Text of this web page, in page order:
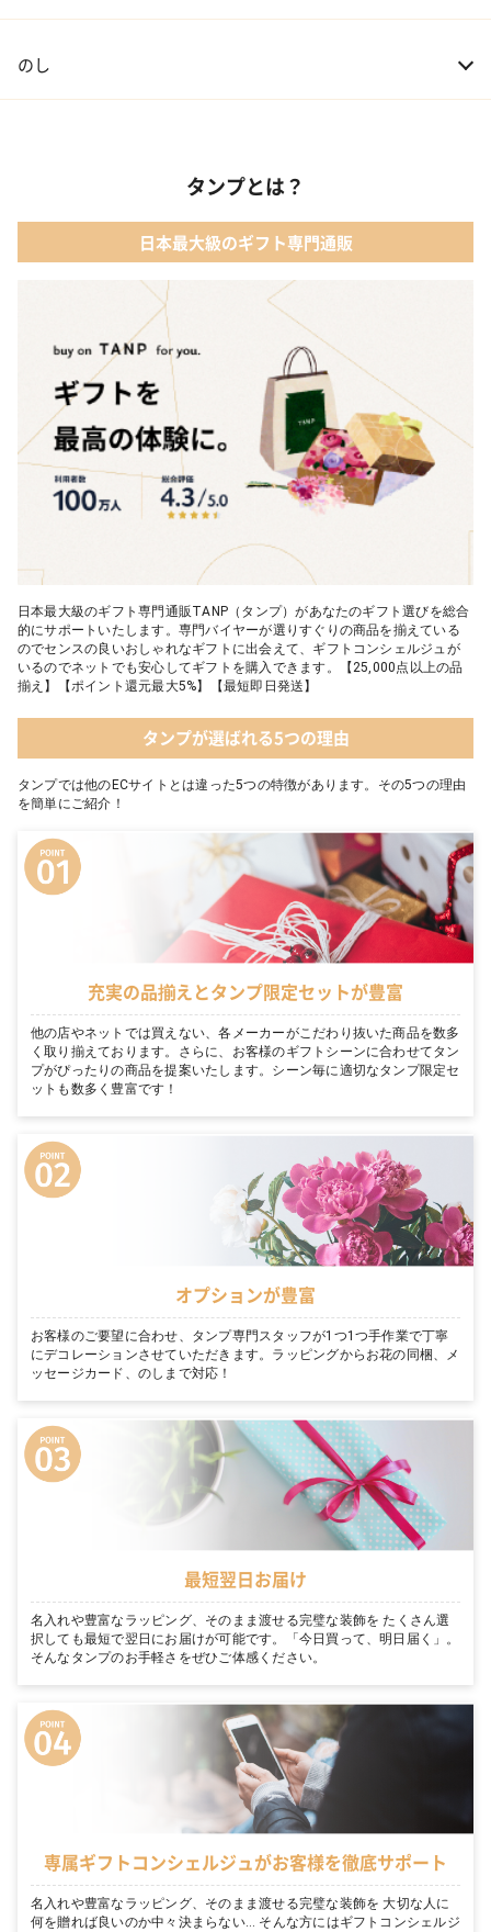
のし
タンプとは？
日本最大級のギフト専門通販
日本最大級のギフト専門通販TANP（タンプ）があなたのギフト選びを総合
的にサポートいたします。専門バイヤーが選りすぐりの商品を揃えている
のでセンスの良いおしゃれなギフトに出会えて、ギフトコンシェルジュが
いるのでネットでも安心してギフトを購入できます。【25,000点以上の品
揃え】【ポイント還元最大5%】【最短即日発送】
タンプが選ばれる5つの理由
タンプでは他のECサイトとは違った5つの特徴があります。その5つの理由
を簡単にご紹介！
充実の品揃えとタンプ限定セットが豊富
他の店やネットでは買えない、各メーカーがこだわり抜いた商品を数多
く取り揃えております。さらに、お客様のギフトシーンに合わせてタン
プがぴったりの商品を提案いたします。シーン毎に適切なタンプ限定セ
ットも数多く豊富です！
オプションが豊富
お客様のご要望に合わせ、タンプ専門スタッフが1つ1つ手作業で丁寧
にデコレーションさせていただきます。ラッピングからお花の同梱、メ
ッセージカード、のしまで対応！
最短翌日お届け
名入れや豊富なラッピング、そのまま渡せる完璧な装飾を たくさん選
択しても最短で翌日にお届けが可能です。「今日買って、明日届く」。
そんなタンプのお手軽さをぜひご体感ください。
専属ギフトコンシェルジュがお客様を徹底サポート
名入れや豊富なラッピング、そのまま渡せる完璧な装飾を 大切な人に
何を贈れば良いのか中々決まらない… そんな方にはギフトコンシェルジ